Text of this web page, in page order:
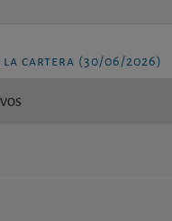
cartera (30/06/2026)